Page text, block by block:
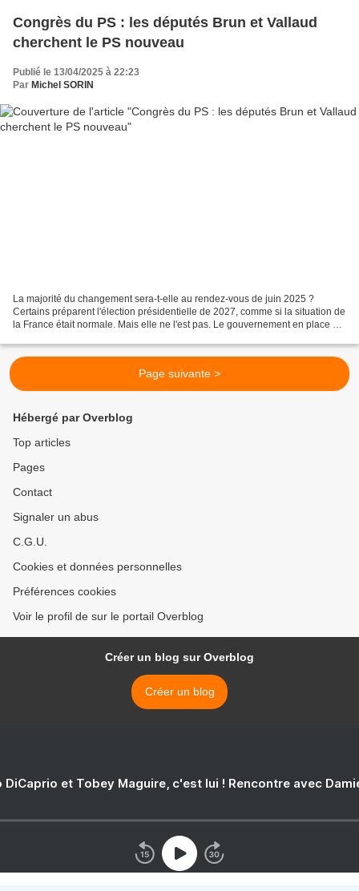
Congrès du PS : les députés Brun et Vallaud
cherchent le PS nouveau
Publié le 13/04/2025 à 22:23
Par Michel SORIN
La majorité du changement sera-t-elle au rendez-vous de juin 2025 ?
Certains préparent l'élection présidentielle de 2027, comme si la situation de
la France était normale. Mais elle ne l'est pas. Le gouvernement en place ne
Page suivante >
Hébergé par Overblog
Top articles
Pages
Contact
Signaler un abus
C.G.U.
Cookies et données personnelles
Préférences cookies
Voir le profil de sur le portail Overblog
Créer un blog sur Overblog
Créer un blog
DiCaprio et Tobey Maguire, c'est lui ! Rencontre avec